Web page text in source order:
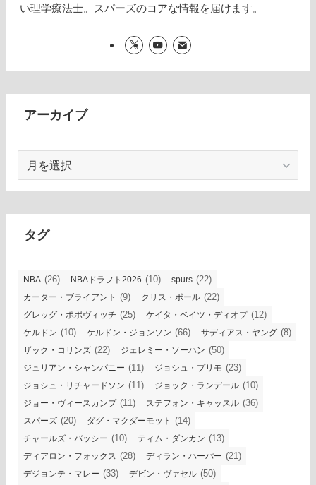
い理学療法士。スパーズのコアな情報を届けます。
アーカイブ
カ
イ
タグ
NBA (26) NBAドラフト2026 (10) spurs (22)
カーター・ブライアント (9) クリス・ポール (22)
グレッグ・ポポヴィッチ (25) ケイタ・ベイツ・ディオプ(12)
ケルドン (10) ケルドン・ジョンソン (66) サディアス・ヤング (8)
ザック・コリンズ (22) ジェレミー・ソーハン (50)
ジュリアン・シャンパニー (11) ジョシュ・プリモ (23)
ジョシュ・リチャードソン (11) ジョック・ランデール (10)
ジョー・ヴィースカンプ(11) ステフォン・キャッスル (36)
スパーズ (20) ダグ・マクダーモット (14)
チャールズ・バッシー (10) ティム・ダンカン (13)
ディアロン・フォックス (28) ディラン・ハーパー (21)
デジョンテ・マレー (33) デビン・ヴァセル (50)